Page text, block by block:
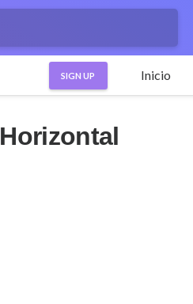
SIGN UP Inicio
Horizontal